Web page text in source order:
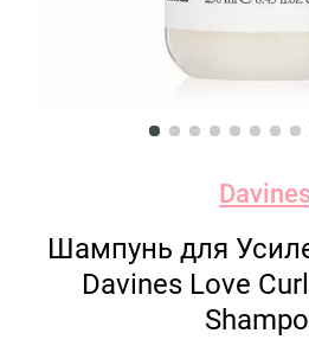
Шампунь для
Davines Love